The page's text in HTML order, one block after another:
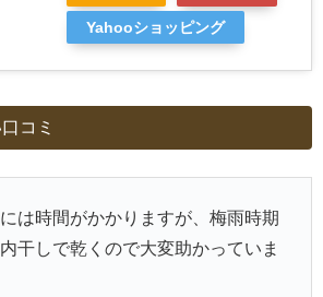
Yahooショッピング
コミ
は時間がかかりますが、梅雨時期
干しで乾くので大変助かっていま